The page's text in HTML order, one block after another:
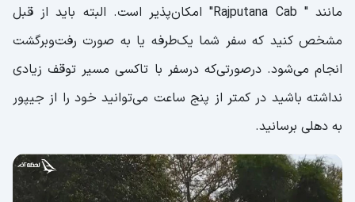
مانند " Rajputana Cab" امکان‌پذیر است. البته باید از قبل
مشخص کنید که سفر شما یک‌طرفه یا به صورت رفت‌وبرگشت
انجام می‌شود. در‌صورتی‌که درسفر با تاکسی مسیر توقف زیادی
نداشته باشید در کمتر از پنج ساعت می‌توانید خود را از جیپور
به دهلی برسانید.